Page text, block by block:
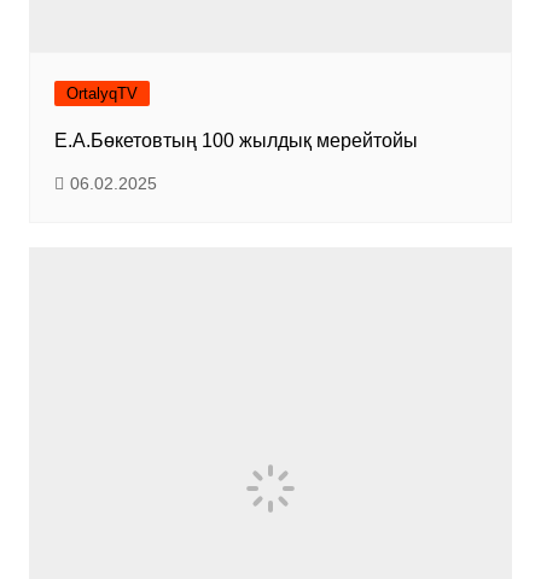
OrtalyqTV
Е.А.Бөкетовтың 100 жылдық мерейтойы
06.02.2025